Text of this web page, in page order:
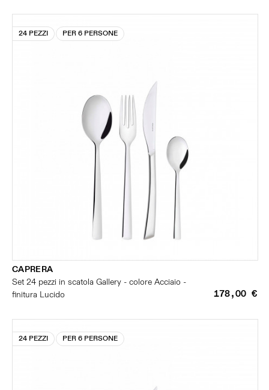
24 PEZZI PER 6 PERSONE
CAPRERA
Set 24 pezzi in scatola Gallery - colore Acciaio -
finitura Lucido
178,00 €
24 PEZZI PER 6 PERSONE